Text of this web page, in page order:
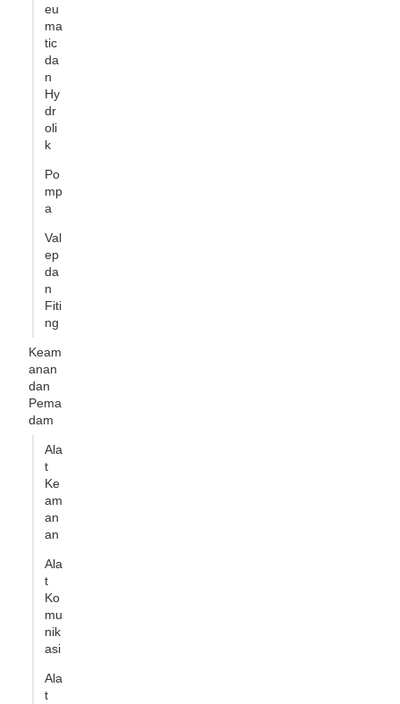
eu
ma
tic
da
n
Hy
dr
oli
k
Po
mp
a
Val
ep
da
n
Fiti
ng
Keam
anan
dan
Pema
dam
Ala
t
Ke
am
an
an
Ala
t
Ko
mu
nik
asi
Ala
t